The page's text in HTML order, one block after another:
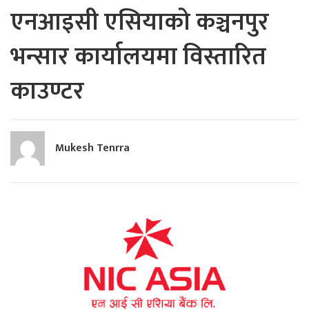
एनआइसी एसियाको कञ्चनपुर
भन्सार कार्यालयमा विस्तारित
काउण्टर
Mukesh Tenrra